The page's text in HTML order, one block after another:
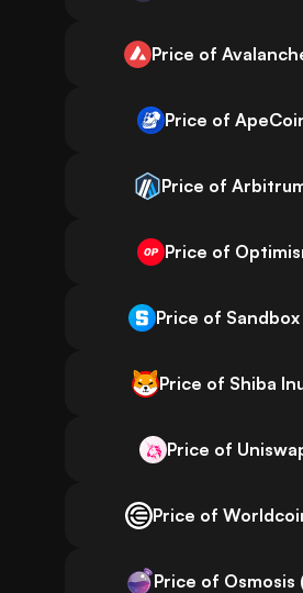
Price of
Price of
Price of
Price of
Price of Sandbox
Price of Shiba
Price of
Price of
Price of Osmosis